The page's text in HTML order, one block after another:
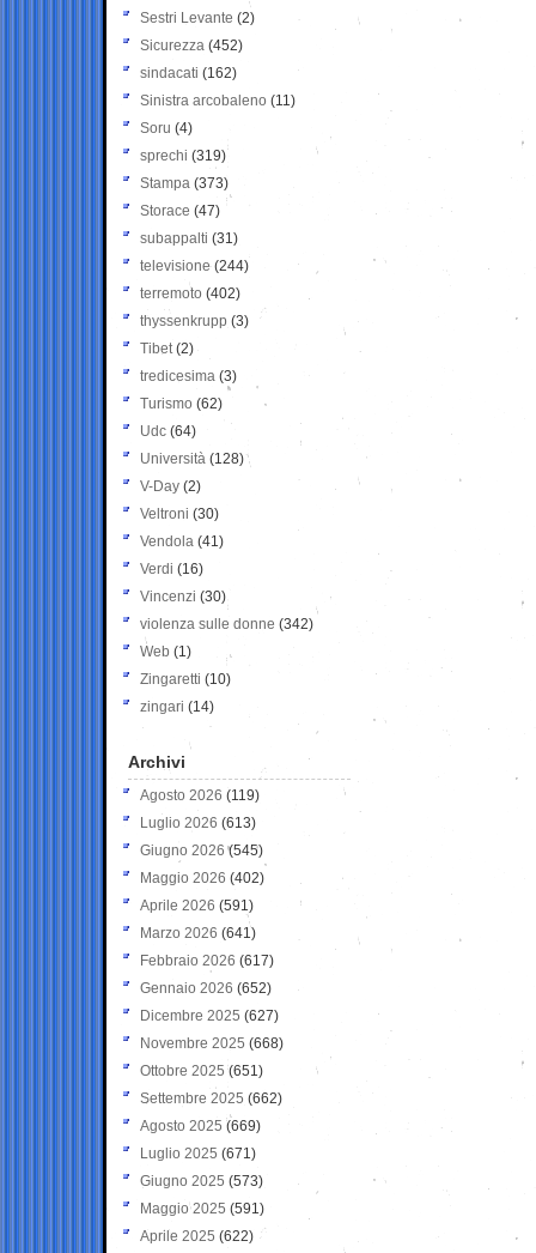
Sestri Levante (2)
Sicurezza (452)
sindacati (162)
Sinistra arcobaleno (11)
Soru (4)
sprechi (319)
Stampa (373)
Storace (47)
subappalti (31)
televisione(244)
terremoto (402)
thyssenkrupp (3)
Tibet(2)
tredicesima (3)
Turismo (62)
Udc (64)
Università (128)
V-Day (2)
Veltroni (30)
Vendola (41)
Verdi (16)
Vincenzi (30)
violenza sulle donne (342)
Web (1)
Zingaretti (10)
zingari (14)
Archivi
Agosto 2026 (119)
Luglio 2026 (613)
Giugno 2026 (545)
Maggio 2026 (402)
Aprile 2026 (591)
Marzo 2026 (641)
Febbraio 2026 (617)
Gennaio 2026 (652)
Dicembre 2025 (627)
Novembre 2025 (668)
Ottobre 2025 (651)
Settembre 2025 (662)
Agosto 2025 (669)
Luglio 2025 (671)
Giugno 2025 (573)
Maggio 2025 (591)
Aprile 2025 (622)